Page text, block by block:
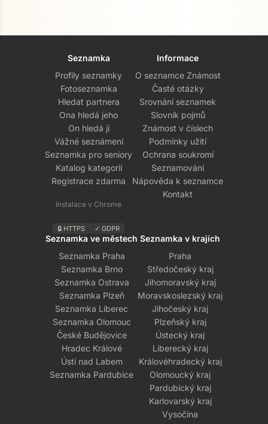
Seznamka
Profily seznamky
Fotoseznamka
Hledat partnera
Ona hledá jeho
On hledá ji
Vážné seznámení
Seznamka pro seniory
Katalog kategorií
Registrace zdarma
Instalace v Chrome
🔒 HTTPS ✓ GDPR
Informace
O seznamce Známost
Časté otázky
Srovnání seznamek
Slovník pojmů
Známost v číslech
Podmínky užití
Ochrana soukromí
Seznamování
Nápověda k seznamce
Kontakt
Seznamka ve městech
Seznamka Praha
Seznamka Brno
Seznamka Ostrava
Seznamka Plzeň
Seznamka Liberec
Seznamka Olomouc
České Budějovice
Hradec Králové
Ústí nad Labem
Seznamka Pardubice
Seznamka v krajích
Praha
Středočeský kraj
Jihomoravský kraj
Moravskoslezský kraj
Jihočeský kraj
Plzeňský kraj
Ústecký kraj
Liberecký kraj
Královéhradecký kraj
Olomoucký kraj
Pardubický kraj
Karlovarský kraj
Vysočina